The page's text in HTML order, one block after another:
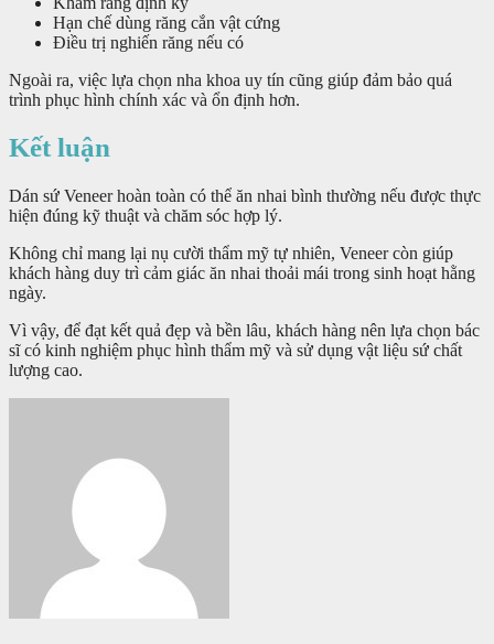
Hạn chế dùng răng cắn vật cứng
Điều trị nghiến răng nếu có
Ngoài ra, việc lựa chọn nha khoa uy tín cũng giúp đảm bảo quá
trình phục hình chính xác và ổn định hơn.
Kết luận
Dán sứ Veneer hoàn toàn có thể ăn nhai bình thường nếu được thực
hiện đúng kỹ thuật và chăm sóc hợp lý.
Không chỉ mang lại nụ cười thẩm mỹ tự nhiên, Veneer còn giúp
khách hàng duy trì cảm giác ăn nhai thoải mái trong sinh hoạt hằng
ngày.
Vì vậy, để đạt kết quả đẹp và bền lâu, khách hàng nên lựa chọn bác
sĩ có kinh nghiệm phục hình thẩm mỹ và sử dụng vật liệu sứ chất
lượng cao.